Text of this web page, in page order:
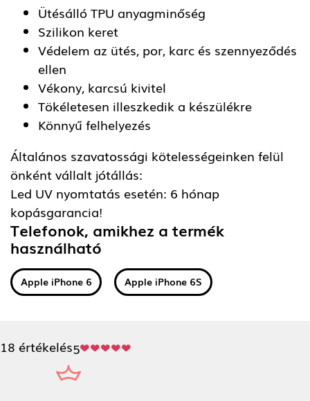
Ütésálló TPU anyagminőség
Szilikon keret
Védelem az ütés, por, karc és szennyeződés
ellen
Vékony, karcsú kivitel
Tökéletesen illeszkedik a készülékre
Könnyű felhelyezés
Általános szavatossági kötelességeinken felül
önként vállalt jótállás:
Led UV nyomtatás esetén: 6 hónap
kopásgarancia!
Telefonok, amikhez a termék
használható
Apple iPhone 6 Apple iPhone 6S
18 értékelés5